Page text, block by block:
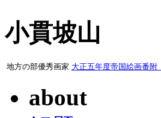
小貫坡山
地方の部優秀画家 大正五年度帝国絵画番附
about